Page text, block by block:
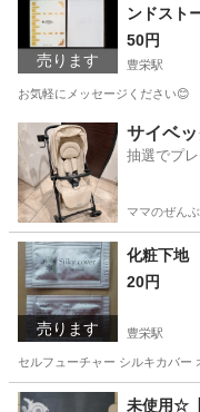
売ります
ンドスト
50円
豊栄駅
お気軽にメッセージください😊
新潟 新潟市 豊栄駅
サイベ
抽選でプ
ママのぜんぶ
売ります
化粧下地
20円
豊栄駅
セルフューチャー シルキカバー
新潟 新潟市 豊栄駅
未使用☆